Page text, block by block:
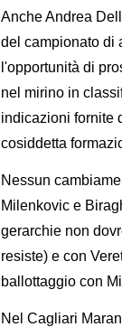
Anche Andrea
del campionato di
l'opportunità di
nel mirino in
indicazioni fornite
cosiddetta
Nessun
Milenkovic e
gerarchie non
resiste) e con
ballottaggio con
Nel Cagliari